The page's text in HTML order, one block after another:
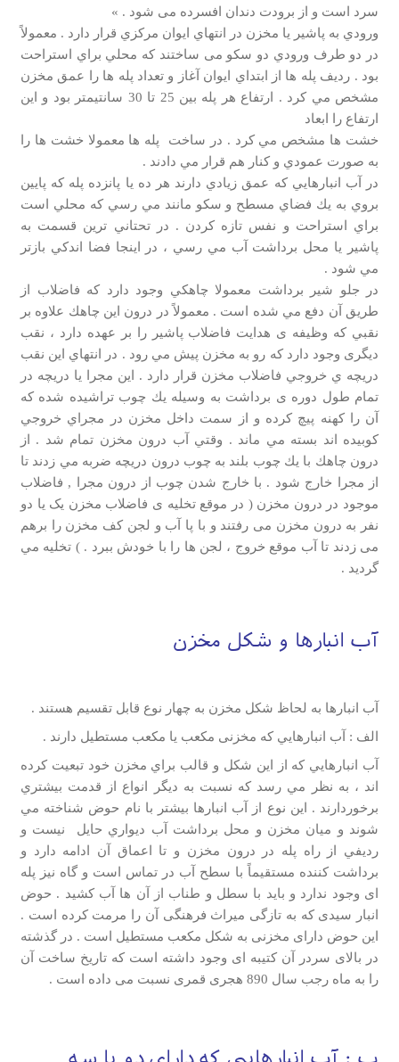
سرد است و از برودت دندان افسرده می شود . »
ورودي به پاشير يا مخزن در انتهاي ايوان مركزي قرار دارد . معمولاً
در دو طرف ورودي دو سكو می ساختند كه محلي براي استراحت
بود . رديف پله ها از ابتداي ايوان آغاز و تعداد پله ها را عمق مخزن
مشخص مي كرد . ارتفاع هر پله بين 25 تا 30 سانتيمتر بود و اين
ارتفاع را ابعاد
خشت ها مشخص مي كرد . در ساخت پله ها معمولا خشت ها را
به صورت عمودي و كنار هم قرار مي دادند .
در آب انبارهايي كه عمق زيادي دارند هر ده يا پانزده پله كه پايين
بروي به يك فضاي مسطح و سكو مانند مي رسي كه محلي است
براي استراحت و نفس تازه كردن . در تحتاني ترين قسمت به
پاشير يا محل برداشت آب مي رسي ، در اينجا فضا اندكي بازتر
مي شود .
در جلو شير برداشت معمولا چاهكي وجود دارد كه فاضلاب از
طريق آن دفع مي شده است . معمولاً در درون اين چاهك علاوه بر
نقبي که وظیفه ی هدایت فاضلاب پاشیر را بر عهده دارد ، نقب
دیگری وجود دارد كه رو به مخزن پيش مي رود . در انتهاي این نقب
دريچه ي خروجي فاضلاب مخزن قرار دارد . اين مجرا يا دريچه در
تمام طول دوره ی برداشت به وسيله يك چوب تراشيده شده كه
آن را كهنه پيچ كرده و از سمت داخل مخزن در مجراي خروجي
كوبيده اند بسته مي ماند . وقتي آب درون مخزن تمام شد . از
درون چاهك با يك چوب بلند به چوب درون دريچه ضربه مي زدند تا
از مجرا خارج شود . با خارج شدن چوب از درون مجرا , فاضلاب
موجود در درون مخزن ( در موقع تخلیه ی فاضلاب مخزن یک یا دو
نفر به درون مخزن می رفتند و با پا آب و لجن کف مخزن را برهم
می زدند تا آب موقع خروج ، لجن ها را با خودش ببرد . ) تخليه مي
گردید .
آب انبارها و شكل مخزن
آب انبارها به لحاظ شكل مخزن به چهار نوع قابل تقسيم هستند .
الف : آب انبارهايي كه مخزنی مكعب يا مكعب مستطيل دارند .
آب انبارهايي كه از اين شكل و قالب براي مخزن خود تبعيت كرده
اند ، به نظر مي رسد كه نسبت به ديگر انواع از قدمت بيشتري
برخوردارند . اين نوع از آب انبارها بيشتر با نام حوض شناخته مي
شوند و ميان مخزن و محل برداشت آب ديواري حايل نيست و
رديفي از راه پله در درون مخزن و تا اعماق آن ادامه دارد و
برداشت کننده مستقیماً با سطح آب در تماس است و گاه نیز پله
ای وجود ندارد و باید با سطل و طناب از آن ها آب کشید . حوض
انبار سیدی که به تازگی میراث فرهنگی آن را مرمت کرده است .
این حوض دارای مخزنی به شکل مکعب مستطیل است . در گذشته
در بالای سردر آن کتیبه ای وجود داشته است که تاریخ ساخت آن
را به ماه رجب سال 890 هجری قمری نسبت می داده است .